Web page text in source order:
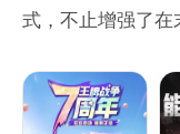
式，不止增强了
场面逐渐失控，
样的游戏激情！